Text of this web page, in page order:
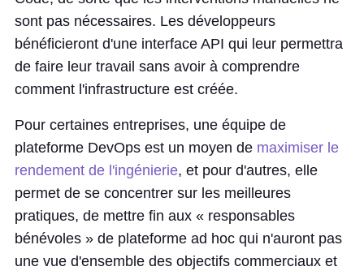
sont pas nécessaires. Les développeurs
bénéficieront d'une interface API qui leur permettra
de faire leur travail sans avoir à comprendre
comment l'infrastructure est créée.
Pour certaines entreprises, une équipe de
plateforme DevOps est un moyen de maximiser le
rendement de l'ingénierie, et pour d'autres, elle
permet de se concentrer sur les meilleures
pratiques, de mettre fin aux « responsables
bénévoles » de plateforme ad hoc qui n'auront pas
une vue d'ensemble des objectifs commerciaux et